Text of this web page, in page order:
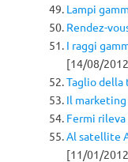
Lampi
Rendez-
I raggi
[14/08/
Taglio della
Il marketing
Fermi
Al satellite
[11/01/